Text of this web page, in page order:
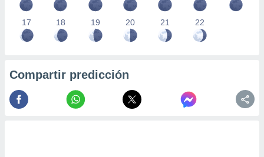
17 18 19 20 21 22
Compartir predicción